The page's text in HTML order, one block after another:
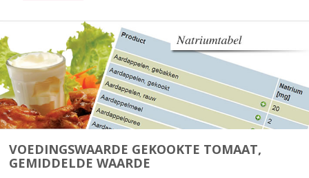
VOEDINGSWAARDE GEKOOKTE TOMAAT,
GEMIDDELDE WAARDE